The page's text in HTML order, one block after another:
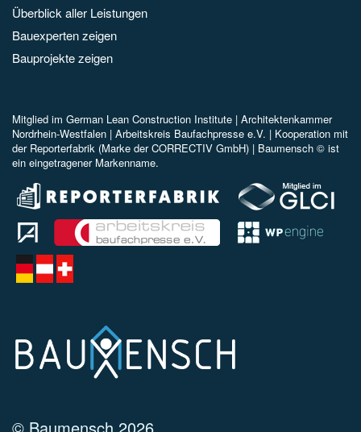
Überblick aller Leistungen
Bauexperten zeigen
Bauprojekte zeigen
Mitglied im German Lean Construction Institute | Architektenkammer
Nordrhein-Westfalen | Arbeitskreis Baufachpresse e.V. | Kooperation mit
der Reporterfabrik (Marke der CORRECTIV GmbH) | Baumensch © ist
ein eingetragener Markenname.